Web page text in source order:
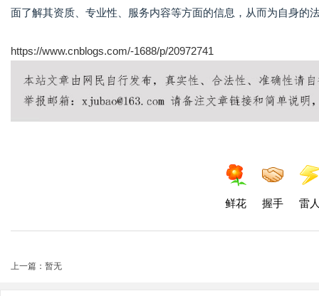
面了解其资质、专业性、服务内容等方面的信息，从而为自身的
https://www.cnblogs.com/-1688/p/20972741
鲜花 握手 雷
上一篇：暂无